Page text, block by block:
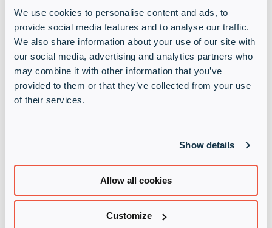
We use cookies to personalise content and ads, to
provide social media features and to analyse our traffic.
We also share information about your use of our site with
our social media, advertising and analytics partners who
may combine it with other information that you’ve
provided to them or that they’ve collected from your use
of their services.
Show details
Allow all cookies
Customize
Proposer l’offre
technologique exacte
dont votre client a
besoin
Grâce au financement des
logiciels, du matériel et des
vos clients l’offre technologique
dont ils ont besoin, sans aucun
compromis.